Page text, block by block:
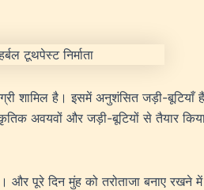
शामिल है। इसमें अनुशंसित जड़ी-
अवयवों और जड़ी-बूटियों से तैयार
और पूरे दिन मुंह को तरोताजा बनाए